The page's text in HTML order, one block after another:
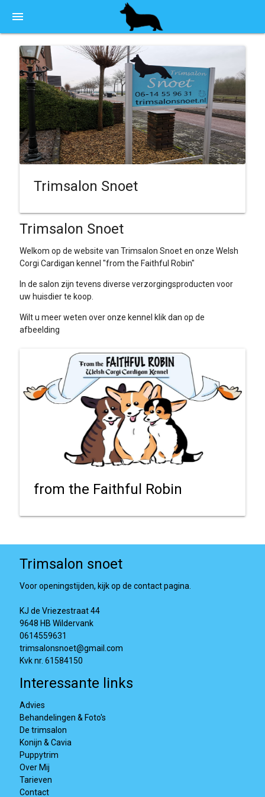
menu
Trimsalon Snoet
Trimsalon Snoet
Welkom op de website van Trimsalon Snoet en onze Welsh
Corgi Cardigan kennel "from the Faithful Robin"
In de salon zijn tevens diverse verzorgingsproducten voor
uw huisdier te koop.
Wilt u meer weten over onze kennel klik dan op de
afbeelding
from the Faithful Robin
Trimsalon snoet
Voor openingstijden, kijk op de contact pagina.
KJ de Vriezestraat 44
9648 HB Wildervank
0614559631
trimsalonsnoet@gmail.com
Kvk nr. 61584150
Interessante links
Advies
Behandelingen & Foto's
De trimsalon
Konijn & Cavia
Puppytrim
Over Mij
Tarieven
Contact